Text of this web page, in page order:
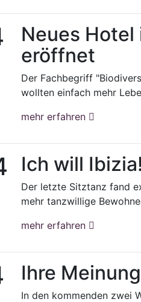
Neues
eröffnet
Der Fachbegriff
wollten einfach mehr
mehr erfahren
Ich will Ibizia!
Der letzte Sitztanz fand
mehr tanzwillige
mehr erfahren
Ihre
In den kommenden zwei